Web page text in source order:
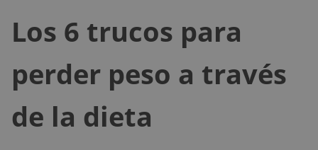
Los 6 trucos para
perder peso a través
de la dieta